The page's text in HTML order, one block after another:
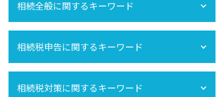
相続全般に関するキーワード
遺産相続 所得税
保険金 相続
内縁 相続
相続税 不動産
相続税申告に関するキーワード
準確定申告 期限
相続税対策に関するキーワード